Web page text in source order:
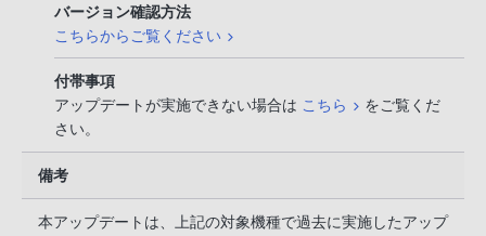
バージョン確認方法
こちらからご覧ください
付帯事項
アップデートが実施できない場合は こちら
をご覧くだ
さい。
備考
本アップデートは、上記の対象機種で過去に実施したアップ